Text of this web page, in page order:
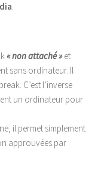
.
« non attaché »et
sans ordinateur. Il
C’est l’inverse
un ordinateur pour
il permet simplement
approuvées par